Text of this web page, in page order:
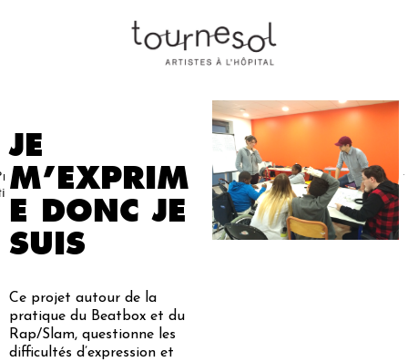
Nos
artistes
Partenaires
Nous
soutenir
Presse Contact
JE
M’EXPRIM
E DONC JE
SUIS
Ce projet autour de la
pratique du Beatbox et du
Rap/Slam, questionne les
difficultés d’expression et